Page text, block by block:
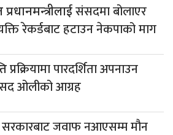
संसदमा बोलाएर
रेकर्डबाट हटाउन नेकपाको माग
प्रक्रियामा पारदर्शिता अपनाउन
ओलीको आग्रह
सरकारबाट जवाफ नआएसम्म मौन